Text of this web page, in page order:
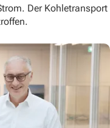
Der Kohletransport